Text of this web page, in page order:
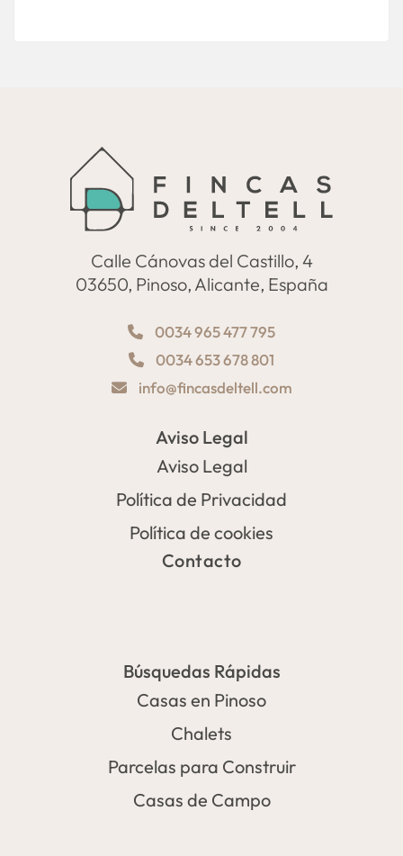
Calle Cánovas del Castillo, 4
03650, Pinoso, Alicante, España
0034 965 477 795
0034 653 678 801
info@fincasdeltell.com
Aviso Legal
Aviso Legal
Política de Privacidad
Política de cookies
Contacto
Búsquedas Rápidas
Casas en Pinoso
Chalets
Parcelas para Construir
Casas de Campo